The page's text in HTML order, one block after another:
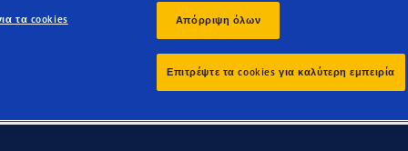
conditions, including slush, snow, freezing rain and ice.
from specially formulated tread rubber, winter tyres help
extra cuts in the tread called ‘sipes’. These provide extra
τα cookies Απόρριψη όλων
Επιτρέψτε τα cookies για καλύτερη εμπειρία